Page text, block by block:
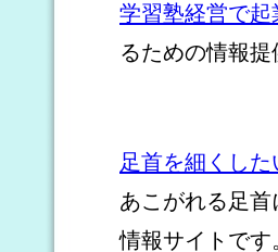
学習塾経営で
るための情報提
足首を細くし
あこがれる足
情報サイトです